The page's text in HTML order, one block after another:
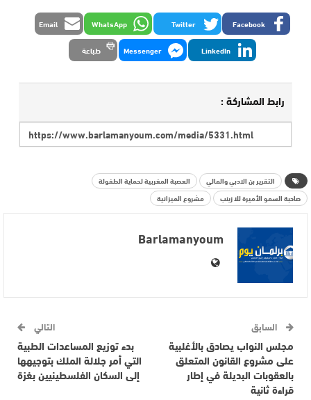
Facebook
Twitter
WhatsApp
Email
LinkedIn
Messenger طباعة
رابط المشاركة :
التقرير بن الادبي والمالي
العصبة المغربية لحماية الطفولة
صاحبة السمو الأميرة للا زينب
مشروع الميزانية
Barlamanyoum
السابق
مجلس النواب يصادق بالأغلبية
على مشروع القانون المتعلق
بالعقوبات البديلة في إطار
قراءة ثانية
التالي
بدء توزيع المساعدات الطبية
التي أمر جلالة الملك بتوجيهها
إلى السكان الفلسطينيين بغزة